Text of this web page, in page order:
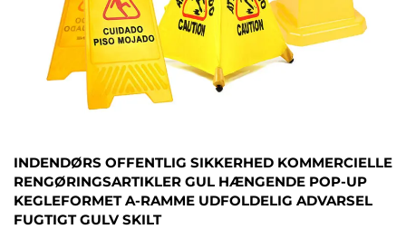
INDENDØRS OFFENTLIG SIKKERHED KOMMERCIELLE
RENGØRINGSARTIKLER GUL HÆNGENDE POP-UP
KEGLEFORMET A-RAMME UDFOLDELIG ADVARSEL
FUGTIGT GULV SKILT